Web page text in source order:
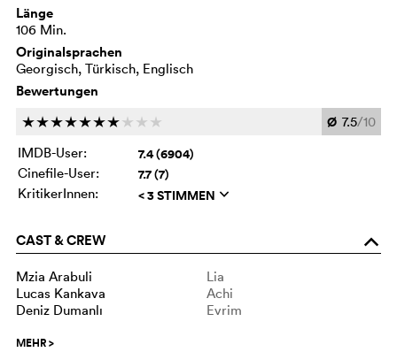
Länge
106 Min.
Originalsprachen
Georgisch, Türkisch, Englisch
Bewertungen
ccccccc c c c Ø 7.5/10
IMDB-User:
7.4 (6904)
Cinefile-User: 7.7 (7)
KritikerInnen: < 3 STIMMEN q
CAST & CREW o
Mzia Arabuli
Lia
Lucas Kankava
Achi
Deniz Dumanlı
Evrim
MEHR>